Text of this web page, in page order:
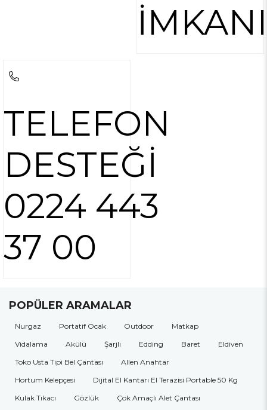
İMKANI
TELEFON
DESTEĞİ
0224 443
37 00
POPÜLER ARAMALAR
Nurgaz Portatif Ocak Outdoor
Matkap
Vidalama
Akülü Şarjlı Edding Baret
Eldiven
Toko Usta Tipi Bel Çantası
Allen Anahtar
Hortum Kelepçesi
Dijital El Kantarı El Terazisi Portable 50 Kg
Kulak Tıkacı
Gözlük
Çok Amaçlı Alet Çantası